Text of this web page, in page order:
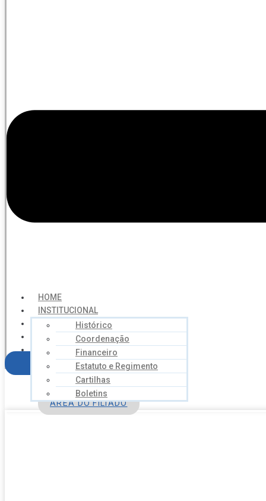
HOME
INSTITUCIONAL
Histórico
Coordenação
Financeiro
Estatuto e Regimento
Cartilhas
Boletins
NOTÍCIAS
SERVIÇOS
AGENDA
CONTATO
FILIE-SE
ÁREA DO FILIADO